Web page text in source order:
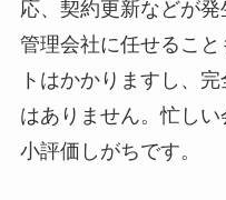
応、契約更新などが発
管理会社に任せるこ
トはかかりますし、
はありません。忙し
小評価しがちです。